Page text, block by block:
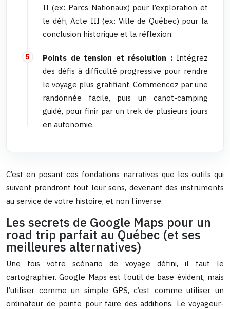
II (ex: Parcs Nationaux) pour l’exploration et
le défi, Acte III (ex: Ville de Québec) pour la
conclusion historique et la réflexion.
Points de tension et résolution :Intégrez
des défis à difficulté progressive pour rendre
le voyage plus gratifiant. Commencez par une
randonnée facile, puis un canot-camping
guidé, pour finir par un trek de plusieurs jours
en autonomie.
C’est en posant ces fondations narratives que les outils qui
suivent prendront tout leur sens, devenant des instruments
au service de votre histoire, et non l’inverse.
Les secrets de Google Maps pour un
road trip parfait au Québec (et ses
meilleures alternatives)
Une fois votre scénario de voyage défini, il faut le
cartographier. Google Maps est l’outil de base évident, mais
l’utiliser comme un simple GPS, c’est comme utiliser un
ordinateur de pointe pour faire des additions. Le voyageur-